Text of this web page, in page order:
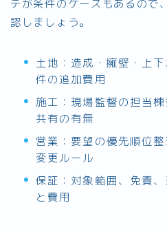
テが条件のケースもあるので
認しましょう。
土地：造成・擁壁・上
件の追加費用
施工：現場監督の担当
共有の有無
営業：要望の優先順位
変更ルール
保証：対象範囲、免責
と費用